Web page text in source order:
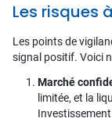
Les risques
Les points de
signal positif. Voici
Marché
limitée, et la